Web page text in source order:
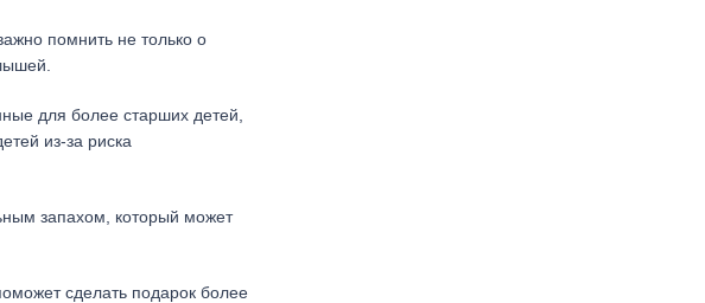
помнить не только о
для более старших детей,
из-за риска
запахом, который может
сделать подарок более